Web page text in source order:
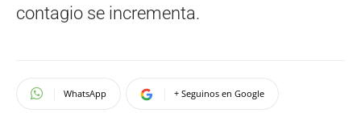
contagio se incrementa.
WhatsApp + Seguinos en Google